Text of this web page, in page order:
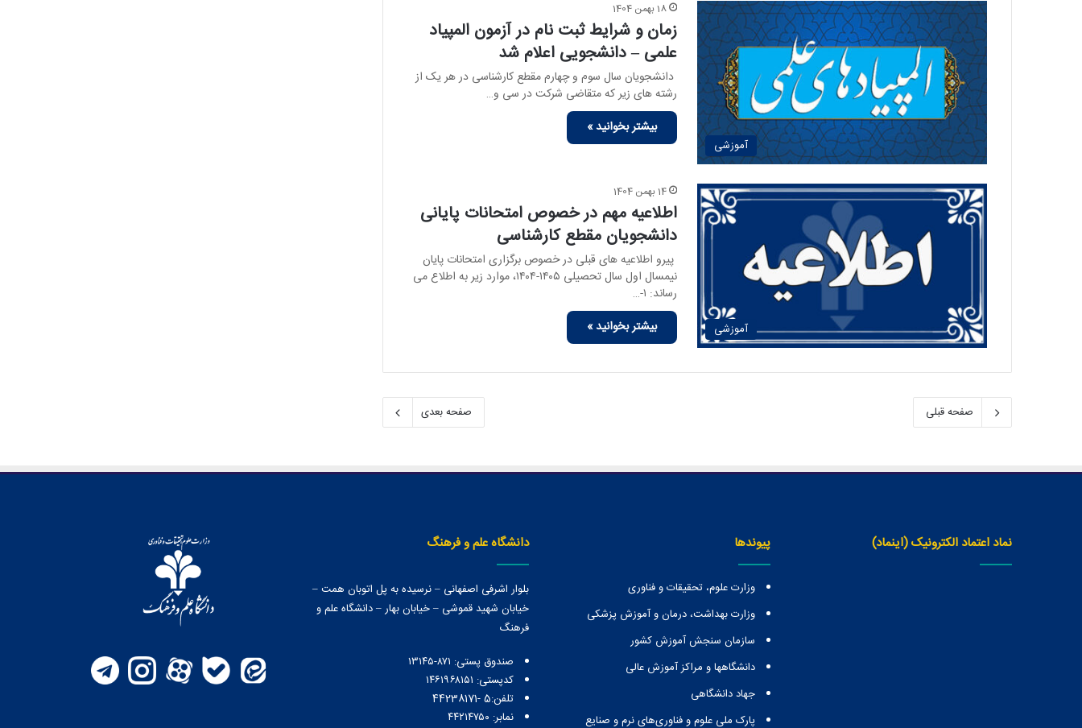
آموزشی
18 بهمن 1404
زمان و شرایط ثبت نام در آزمون المپیاد
علمی – دانشجویی اعلام شد
دانشجویان سال سوم و چهارم مقطع کارشناسی در هر یک از
رشته ‏های زیر که متقاضی شرکت در سی و…
بیشتر بخوانید »
آموزشی
14 بهمن 1404
اطلاعیه مهم در خصوص امتحانات پایانی
دانشجویان مقطع کارشناسی
پیرو اطلاعیه ‏های قبلی در خصوص برگزاری امتحانات پایان
نیمسال اول سال تحصیلی ۱۴۰۵-۱۴۰۴، موارد زیر به اطلاع می
‏رساند: ۱-…
بیشتر بخوانید »
صفحه قبلی صفحه بعدی
نماد اعتماد الکترونیک (اینماد) پیوندها
وزارت علوم، تحقیقات و فناوری
وزارت بهداشت، درمان و آموزش پزشکی
سازمان سنجش آموزش کشور
دانشگاهها و مراكز آموزش عالی
جهاد دانشگاهی
پارک ملی علوم و فناوری‌های نرم و صنایع
دانشگاه علم و فرهنگ
بلوار اشرفی اصفهانی – نرسیده به پل اتوبان همت –
خیابان شهید قموشی – خیابان بهار – دانشگاه علم و
فرهنگ
صندوق پستی:‌ ۸۷۱-۱۳۱۴۵
کدپستی: ۱۴۶۱۹۶۸۱۵۱
تلفن:5 -44238171
نمابر: ۴۴۲۱۴۷۵۰